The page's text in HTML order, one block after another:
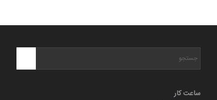
ساعت کار